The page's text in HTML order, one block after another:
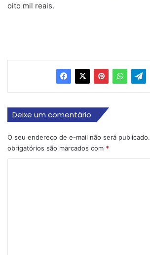
oito mil reais.
Deixe um comentário
O seu endereço de e-mail não será publicado.
obrigatórios são marcados com *